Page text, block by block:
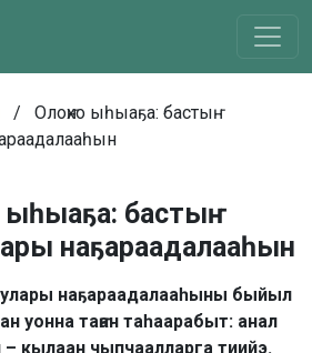
/
Олоҥхо ыһыаҕа: бастыҥ
ыһыаҕа: бастыҥ
наҕараадалааһын
наҕараадалааһыны быйыл
уонна таҥан таһаарабыт: анал
– кылаан чыпчаалларга тиийэ.